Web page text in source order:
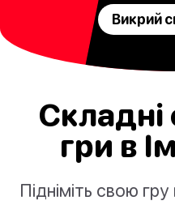
Викрий
Складні
гри в
Підніміть свою